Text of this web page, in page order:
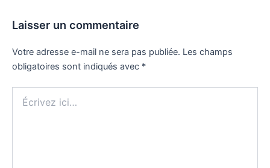
Laisser un commentaire
Votre adresse e-mail ne sera pas publiée. Les champs
obligatoires sont indiqués avec *
ici…